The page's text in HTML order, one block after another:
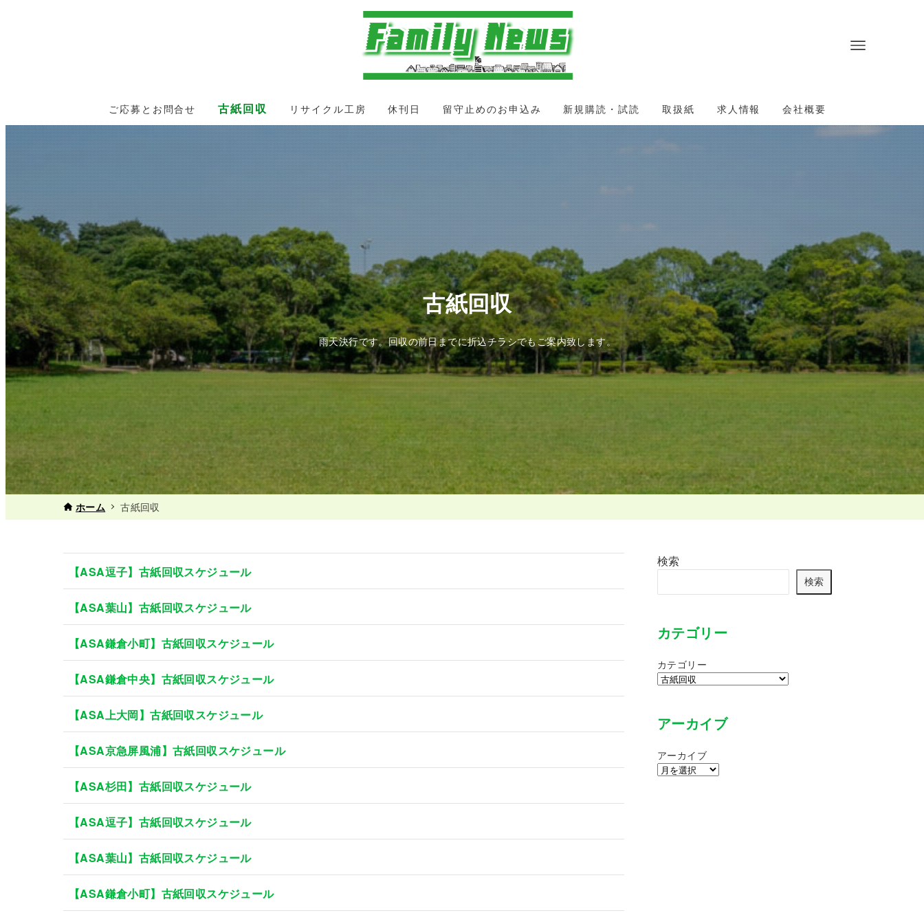
ご応募とお問合せ 古紙回収 リサイクル工房 休刊日 留守止めのお申込み 新規購読・試読 取扱紙 求人情報 会社概要
古紙回収
雨天決行です。回収の前日までに折込チラシでもご案内致します。
ホーム 古紙回収
【ASA逗子】古紙回収スケジュール
【ASA葉山】古紙回収スケジュール
【ASA鎌倉小町】古紙回収スケジュール
【ASA鎌倉中央】古紙回収スケジュール
【ASA上大岡】古紙回収スケジュール
【ASA京急屏風浦】古紙回収スケジュール
【ASA杉田】古紙回収スケジュール
【ASA逗子】古紙回収スケジュール
【ASA葉山】古紙回収スケジュール
【ASA鎌倉小町】古紙回収スケジュール
検索
検索
カテゴリー
カテゴリー
アーカイブ
アーカイブ